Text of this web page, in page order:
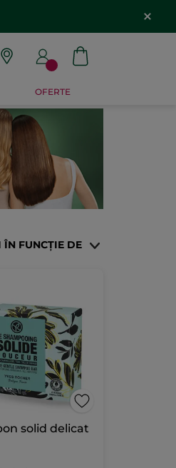
OFERTE
ÎN FUNCȚIE DE
solid delicat